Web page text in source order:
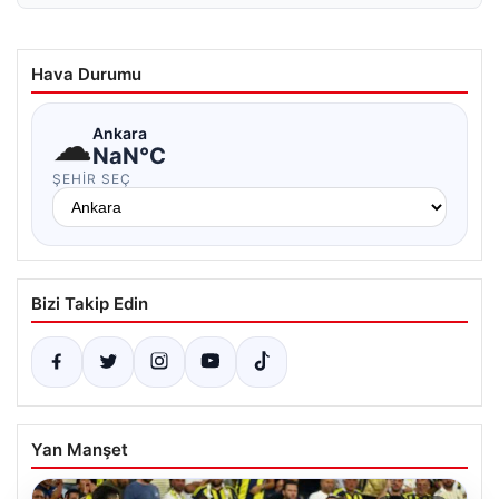
Hava Durumu
☁Ankara
NaN°C
ŞEHIR SEÇ
Bizi Takip Edin
Yan Manşet